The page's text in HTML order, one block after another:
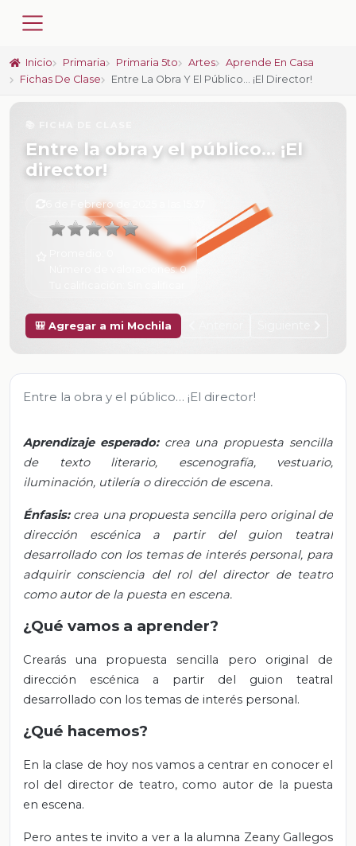
Inicio Primaria Primaria 5to Artes
Aprende En Casa
Fichas De Clase
Entre La Obra Y El Público… ¡El Director!
Entre la obra y el público… ¡El
director!
6 de Febrero de 2025 a las 15:37
Número de valoraciones:0
🎒 Agregar a mi Mochila
Entre la obra y el público… ¡El director!
Aprendizaje esperado: crea una propuesta sencilla
de texto literario, escenografía, vestuario,
iluminación, utilería o dirección de escena.
Énfasis: crea una propuesta sencilla pero original de
dirección escénica a partir del guion teatral
desarrollado con los temas de interés personal, para
adquirir consciencia del rol del director de teatro
como autor de la puesta en escena.
¿Qué vamos a aprender?
Crearás una propuesta sencilla pero original de
dirección escénica a partir del guion teatral
desarrollado con los temas de interés personal.
¿Qué hacemos?
En la clase de hoy nos vamos a centrar en conocer el
rol del director de teatro, como autor de la puesta
en escena.
Pero antes te invito a ver a la alumna Zeany Gallegos